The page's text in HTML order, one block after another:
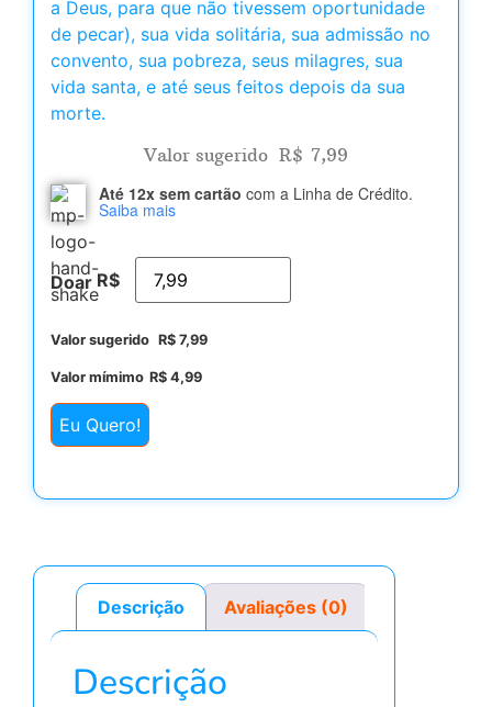
a Deus, para que não tivessem oportunidade
de pecar), sua vida solitária, sua admissão no
convento, sua pobreza, seus milagres, sua
vida santa, e até seus feitos depois da sua
morte.
Valor sugerido R$ 7,99
Até 12x sem cartão com a Linha de Crédito.
Saiba mais
Doar R$
Valor sugerido R$ 7,99
Valor mímimo R$ 4,99
Eu Quero!
Descrição Avaliações (0)
Descrição